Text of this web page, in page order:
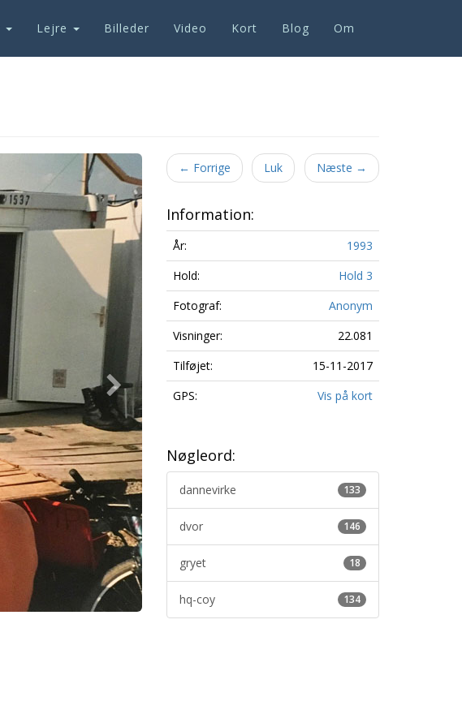
Lejre Billeder Video Kort Blog Om
Next ← Forrige Luk Næste →
Information:
År:
1993
Hold:
Hold 3
Fotograf:
Anonym
Visninger:
22.081
Tilføjet:
15-11-2017
GPS:
Vis på kort
Nøgleord:
133
dannevirke
146
dvor
18
gryet
134
hq-coy